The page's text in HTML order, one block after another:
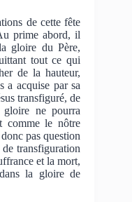
de cette fête
prime abord, il
gloire du Père,
tout ce qui
de la hauteur,
a acquise par sa
transfiguré, de
gloire ne pourra
comme le nôtre
pas question
transfiguration
et la mort,
la gloire de